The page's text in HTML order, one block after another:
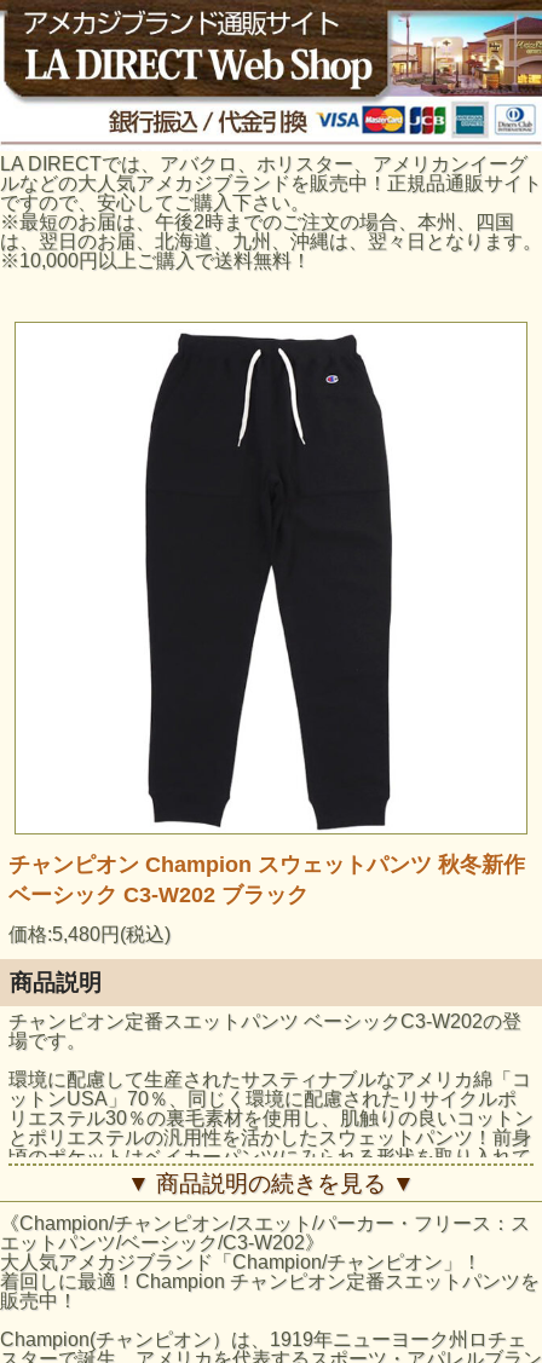
LA DIRECTでは、アバクロ、ホリスター、アメリカンイーグ
ルなどの大人気アメカジブランドを販売中！正規品通販サイト
ですので、安心してご購入下さい。
※最短のお届は、午後2時までのご注文の場合、本州、四国
は、翌日のお届、北海道、九州、沖縄は、翌々日となります。
※10,000円以上ご購入で送料無料！
チャンピオン Champion スウェットパンツ 秋冬新作
ベーシック C3-W202 ブラック
価格:5,480円(税込)
商品説明
チャンピオン定番スエットパンツ ベーシックC3-W202の登
場です。
環境に配慮して生産されたサスティナブルなアメリカ綿「コ
ットンUSA」70％、同じく環境に配慮されたリサイクルポ
リエステル30％の裏毛素材を使用し、肌触りの良いコットン
とポリエステルの汎用性を活かしたスウェットパンツ！前身
頃のポケットはベイカーパンツにみられる形状を取り入れて
います。シンプルでありながらモダンなデザインで、シーン
やシーズンを選ばず着用できるユーティリティアイテム！
素材CVC French Terry
本体: コットン70% ポリエステル30%
リブ部分: コットン95% ポリウレタン5%
製造国中国
特徴ヒップパッチポケット
リサイクルポリエステル使用
Cotton USA使用
▼ 商品説明の続きを見る ▼
《Champion/チャンピオン/スエット/パーカー・フリース：ス
エットパンツ/ベーシック/C3-W202》
大人気アメカジブランド「Champion/チャンピオン」！
着回しに最適！Champion チャンピオン定番スエットパンツを
販売中！
Champion(チャンピオン）は、1919年ニューヨーク州ロチェ
スターで誕生、アメリカを代表するスポーツ・アパレルブラン